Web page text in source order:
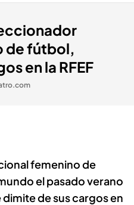
de fútbol,
en la RFEF
femenino de
el pasado verano
de sus cargos en